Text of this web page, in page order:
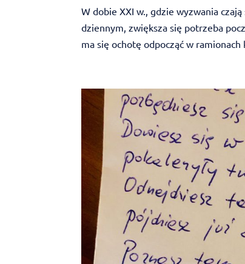
W dobie XXI w., gdzie wyzwania
dziennym, zwiększa się potrzeba
ma się ochotę odpocząć w ramionach